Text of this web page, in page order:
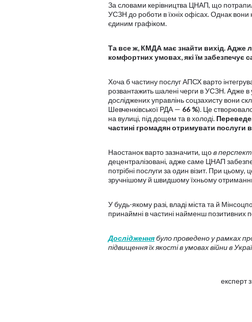
За словами керівництва ЦНАП, що
УСЗН до роботи в їхніх офісах. Однак
єдиним графіком.
Та все ж, КМДА має знайти вихід. Адже
комфортних умовах, які їм забезпечує
Хоча б частину послуг АПСХ варто
розвантажить шалені черги в УСЗН. Адже в
досліджених управлінь соцзахисту вони
Шевченківської РДА — 66 %). Це створювало
на вулиці, під дощем та в холоді.
частині громадян отримувати послуги
Наостанок варто зазначити, щов
децентралізовані, адже саме ЦНАП
потрібні послуги за один візит. При
зручнішому й швидшому їхньому
У будь-якому разі, владі міста та й
принаймні в частині найменш позитивних
Дослідженнябуло проведено у рамках
підвищення їх якості в умовах війни в
експерт